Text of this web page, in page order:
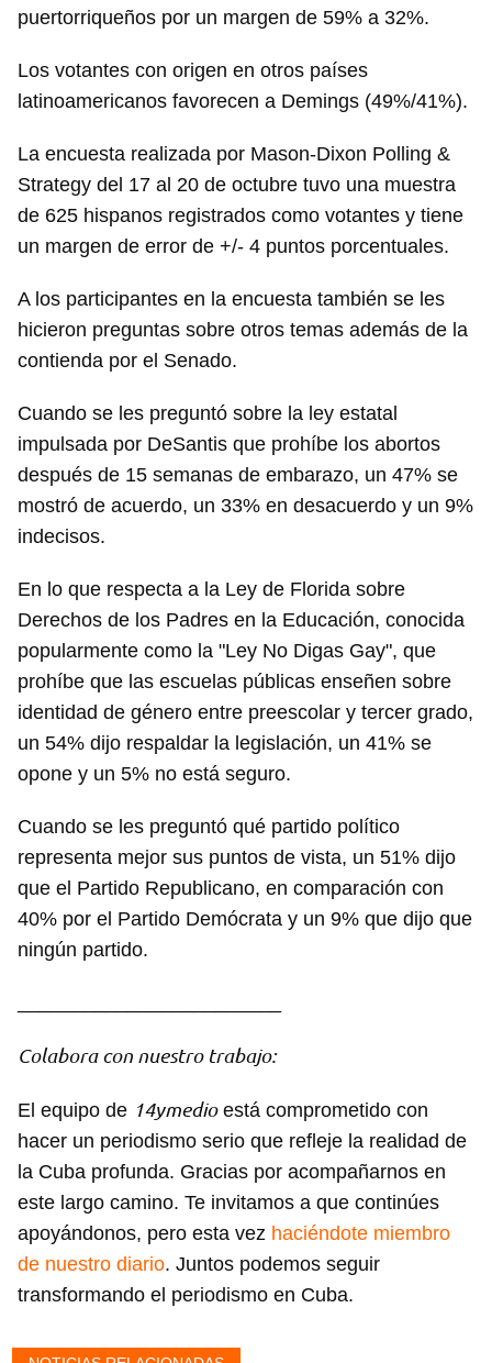
puertorriqueños por un margen de 59% a 32%.
Los votantes con origen en otros países
latinoamericanos favorecen a Demings (49%/41%).
La encuesta realizada por Mason-Dixon Polling &
Strategy del 17 al 20 de octubre tuvo una muestra
de 625 hispanos registrados como votantes y tiene
un margen de error de +/- 4 puntos porcentuales.
A los participantes en la encuesta también se les
hicieron preguntas sobre otros temas además de la
contienda por el Senado.
Cuando se les preguntó sobre la ley estatal
impulsada por DeSantis que prohíbe los abortos
después de 15 semanas de embarazo, un 47% se
mostró de acuerdo, un 33% en desacuerdo y un 9%
indecisos.
En lo que respecta a la Ley de Florida sobre
Derechos de los Padres en la Educación, conocida
popularmente como la "Ley No Digas Gay", que
prohíbe que las escuelas públicas enseñen sobre
identidad de género entre preescolar y tercer grado,
un 54% dijo respaldar la legislación, un 41% se
opone y un 5% no está seguro.
Cuando se les preguntó qué partido político
representa mejor sus puntos de vista, un 51% dijo
que el Partido Republicano, en comparación con
40% por el Partido Demócrata y un 9% que dijo que
ningún partido.
Colabora con nuestro trabajo:
El equipo de 14ymedioestá comprometido con
hacer un periodismo serio que refleje la realidad de
la Cuba profunda. Gracias por acompañarnos en
este largo camino. Te invitamos a que continúes
apoyándonos, pero esta vez haciéndote miembro
de nuestro diario. Juntos podemos seguir
transformando el periodismo en Cuba.